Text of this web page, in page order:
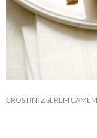
CROSTINI Z SEREM